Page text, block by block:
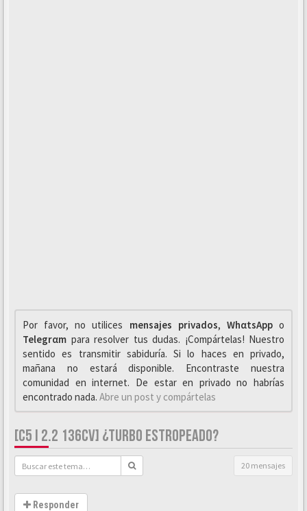
Por favor, no utilices mensajes privados, WhαtsAppo
Telegrαm para resolver tus dudas. ¡Compártelas! Nuestro
sentido es transmitir sabiduría. Si lo haces en privado,
mañana no estará disponible. Encontraste nuestra
comunidad en internet. De estar en privado no habrías
encontrado nada. Abre un post y compártelas
[C5 I 2.2 136CV] ¿TURBO ESTROPEADO?
20 mensajes
Responder